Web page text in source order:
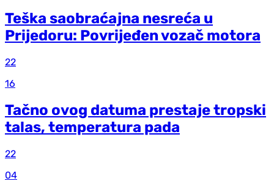
Teška saobraćajna nesreća u
Prijedoru: Povrijeđen vozač motora
22
16
Tačno ovog datuma prestaje tropski
talas, temperatura pada
22
04